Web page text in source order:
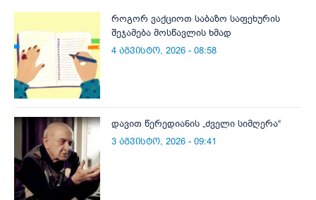
როგორ ვაქციოთ საბაზო საფეხურის
შეჯამება მოსწავლის ხმად
4 აგვისტო, 2026 - 08:58
დავით წერედიანის „ძველი სიმღერა“
3 აგვისტო, 2026 - 09:41